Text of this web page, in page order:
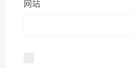
网站